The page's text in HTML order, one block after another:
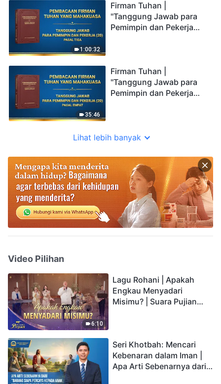
1:00:32
Firman Tuhan |
"Tanggung Jawab para
Pemimpin dan Pekerja
35:46
Firman Tuhan |
"Tanggung Jawab para
Pemimpin dan Pekerja
Lihat lebih banyak
Video Pilihan
6:10
Lagu Rohani | Apakah
Engkau Menyadari
Misimu? | Suara Pujian
Seri Khotbah: Mencari
Kebenaran dalam Iman |
Apa Arti Sebenarnya dari